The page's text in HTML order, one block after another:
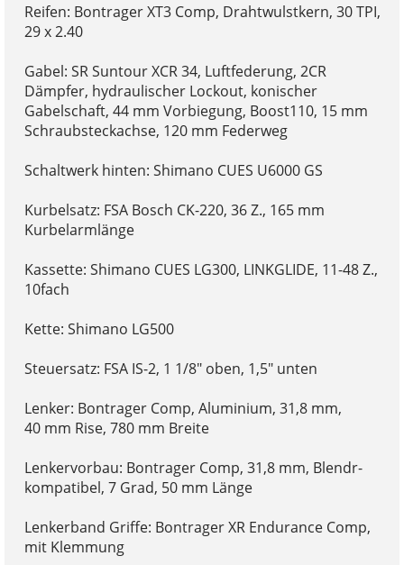
Reifen: Bontrager XT3 Comp, Drahtwulstkern, 30 TPI,
29 x 2.40
Gabel: SR Suntour XCR 34, Luftfederung, 2CR
Dämpfer, hydraulischer Lockout, konischer
Gabelschaft, 44 mm Vorbiegung, Boost110, 15 mm
Schraubsteckachse, 120 mm Federweg
Schaltwerk hinten: Shimano CUES U6000 GS
Kurbelsatz: FSA Bosch CK-220, 36 Z., 165 mm
Kurbelarmlänge
Kassette: Shimano CUES LG300, LINKGLIDE, 11-48 Z.,
10fach
Kette: Shimano LG500
Steuersatz: FSA IS-2, 1 1/8" oben, 1,5" unten
Lenker: Bontrager Comp, Aluminium, 31,8 mm,
40 mm Rise, 780 mm Breite
Lenkervorbau: Bontrager Comp, 31,8 mm, Blendr-
kompatibel, 7 Grad, 50 mm Länge
Lenkerband Griffe: Bontrager XR Endurance Comp,
mit Klemmung